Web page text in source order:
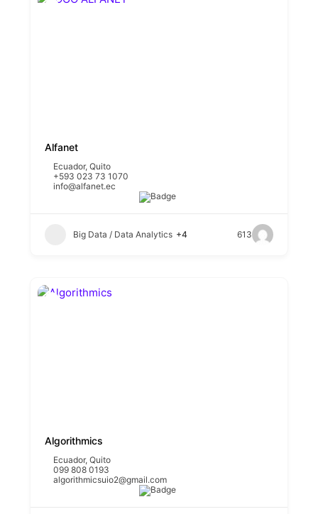
Alfanet
Ecuador,Quito
+593 023 73 1070
info@alfanet.ec
Big Data / Data Analytics +4 613
Algorithmics
Ecuador,Quito
099 808 0193
algorithmicsuio2@gmail.com